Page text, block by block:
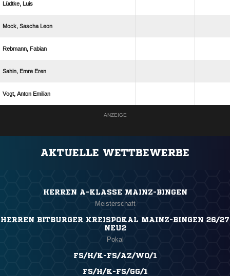
 
  
 
  
  
ANZEIGE
AKTUELLE WETTBEWERBE
HERREN A-KLASSE MAINZ-BINGEN
Meisterschaft
HERREN BITBURGER KREISPOKAL MAINZ-BINGEN 26/27
NEU2
Pokal
FS/H/K-FS/AZ/WO/1
FS/H/K-FS/GG/1